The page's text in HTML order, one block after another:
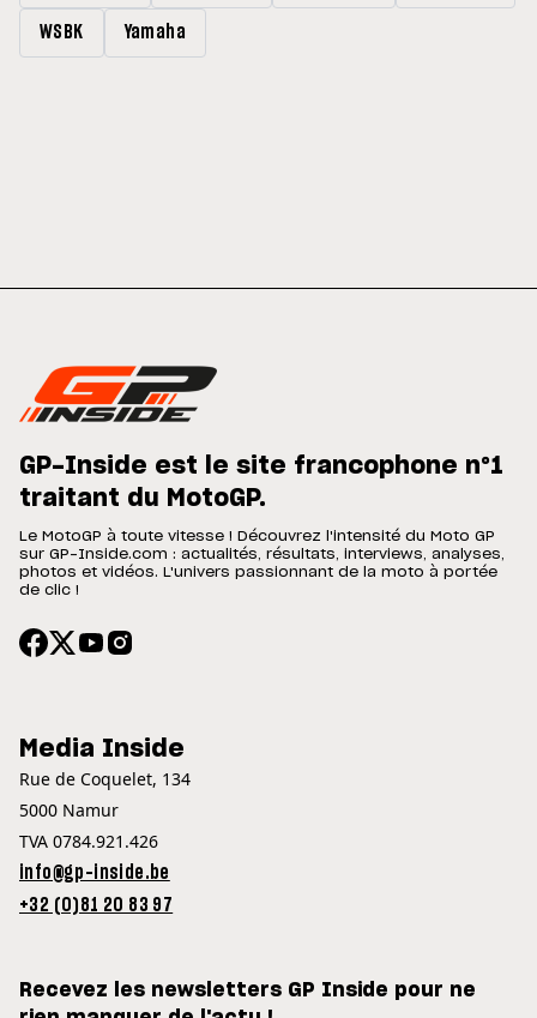
WSBK Yamaha
GP-Inside est le site francophone n°1
traitant du MotoGP.
Le MotoGP à toute vitesse ! Découvrez l'intensité du Moto GP
sur GP-Inside.com : actualités, résultats, interviews, analyses,
photos et vidéos. L'univers passionnant de la moto à portée
de clic !
Media Inside
Rue de Coquelet, 134
5000 Namur
TVA 0784.921.426
info@gp-inside.be
+32 (0)81 20 83 97
Recevez les newsletters GP Inside pour ne